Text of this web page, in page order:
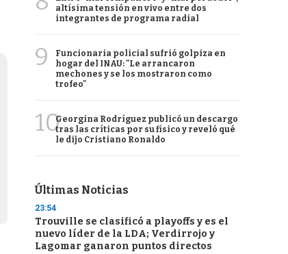
altísima tensión en vivo entre dos
integrantes de programa radial
9
Funcionaria policial sufrió golpiza en
hogar del INAU: "Le arrancaron
mechones y se los mostraron como
trofeo"
10Georgina Rodríguez publicó un descargo
tras las críticas por su físico y reveló qué
le dijo Cristiano Ronaldo
Últimas Noticias
23:54
Trouville se clasificó a playoffs y es el
nuevo líder de la LDA; Verdirrojo y
Lagomar ganaron puntos directos